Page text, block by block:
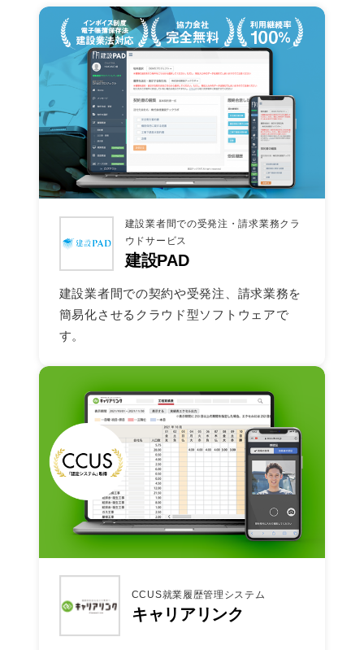
建設業者間での受発注・請求業務クラ
ウドサービス
建設PAD
建設業者間での契約や受発注、請求業務を
簡易化させるクラウド型ソフトウェアで
す。
CCUS就業履歴管理システム
キャリアリンク